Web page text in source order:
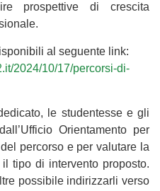
prospettive di crescita
al seguente link:
2024/10/17/percorsi-di-
le studentesse e gli
Orientamento per
percorso e per valutare la
tipo di intervento proposto.
possibile indirizzarli verso